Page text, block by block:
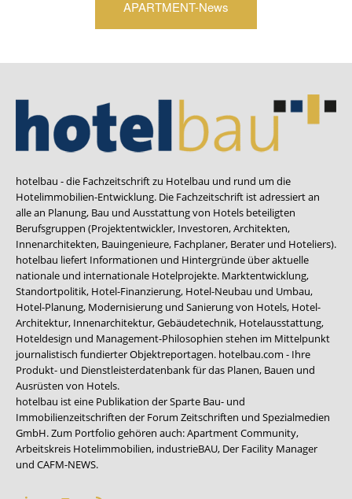
APARTMENT-News
hotelbau - die Fachzeitschrift zu Hotelbau und rund um die
Hotelimmobilien-Entwicklung. Die Fachzeitschrift ist adressiert an
alle an Planung, Bau und Ausstattung von Hotels beteiligten
Berufsgruppen (Projektentwickler, Investoren, Architekten,
Innenarchitekten, Bauingenieure, Fachplaner, Berater und Hoteliers).
hotelbau liefert Informationen und Hintergründe über aktuelle
nationale und internationale Hotelprojekte. Marktentwicklung,
Standortpolitik, Hotel-Finanzierung, Hotel-Neubau und Umbau,
Hotel-Planung, Modernisierung und Sanierung von Hotels, Hotel-
Architektur, Innenarchitektur, Gebäudetechnik, Hotelausstattung,
Hoteldesign und Management-Philosophien stehen im Mittelpunkt
journalistisch fundierter Objektreportagen. hotelbau.com - Ihre
Produkt- und Dienstleisterdatenbank für das Planen, Bauen und
Ausrüsten von Hotels.
hotelbau ist eine Publikation der Sparte Bau- und
Immobilienzeitschriften der Forum Zeitschriften und Spezialmedien
GmbH. Zum Portfolio gehören auch:Apartment Community,
Arbeitskreis Hotelimmobilien, industrieBAU, Der Facility Manager
und CAFM-NEWS.